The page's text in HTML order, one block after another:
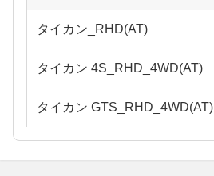
タイカン_RHD(AT)
タイカン 4S_RHD_4WD(AT)
タイカン GTS_RHD_4WD(AT)